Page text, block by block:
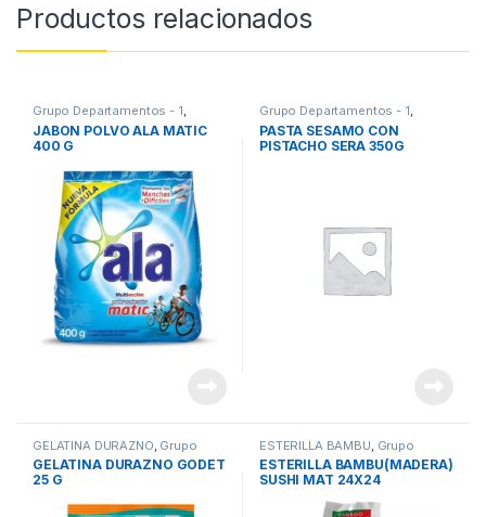
Productos relacionados
Grupo Departamentos - 1,
JABON POLVO
JABON POLVO ALA MATIC
400 G
Grupo Departamentos - 1,
PASTA SESAMO
PASTA SESAMO CON
PISTACHO SERA 350G
GELATINA DURAZNO Grupo
Departamentos - 1
GELATINA DURAZNO GODET
25 G
ESTERILLA BAMBU Grupo
Departamentos - 1
ESTERILLA BAMBU(MADERA)
SUSHI MAT 24X24